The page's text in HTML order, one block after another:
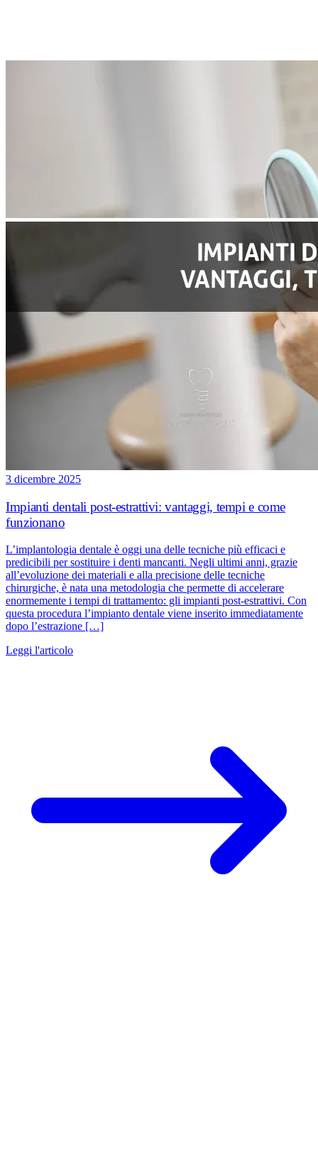
3 dicembre 2025
Impianti dentali post-estrattivi: vantaggi, tempi e come
funzionano
L’implantologia dentale è oggi una delle tecniche più efficaci e
predicibili per sostituire i denti mancanti. Negli ultimi anni, grazie
all’evoluzione dei materiali e alla precisione delle tecniche
chirurgiche, è nata una metodologia che permette di accelerare
enormemente i tempi di trattamento: gli impianti post-estrattivi. Con
questa procedura l’impianto dentale viene inserito immediatamente
dopo l’estrazione […]
Leggi l'articolo